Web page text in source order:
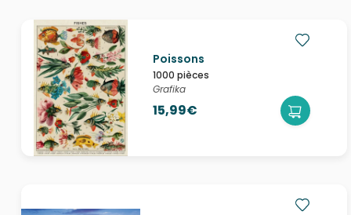
Poissons
1000 pièces
Grafika
15,99€